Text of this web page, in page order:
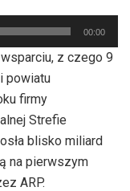
00:00
z czego 9
powiatu
firmy
Strefie
blisko miliard
na pierwszym
ARP.